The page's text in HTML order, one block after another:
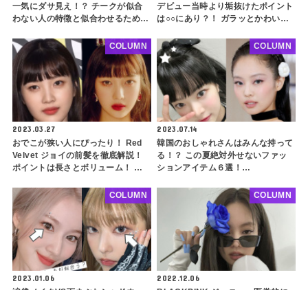
一気にダサ見え！？ チークが似合
わない人の特徴と似合わせるための
デビュー当時より垢抜けたポイント
は○○にあり？！ ガラッとかわいく
2023.03.27
おでこが狭い人にぴったり！ Red
Velvet ジョイの前髪を徹底解説！
ポイントは長さとボリューム！ ぱ
っきり似合わせよう
COLUMN
2023.07.14
韓国のおしゃれさんはみんな持って
る！？ この夏絶対外せないファッ
ションアイテム６選！
NewJeansも愛用！ 大流行中のア
イテムをチェック
COLUMN
2023.01.06
COLUMN
2022.12.06
COLUMN